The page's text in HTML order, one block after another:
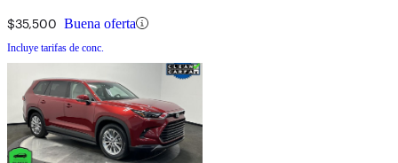
$35,500 Buena oferta
Incluye tarifas de conc.